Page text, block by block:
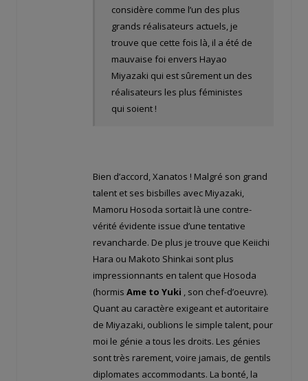
considère comme l’un des plus
grands réalisateurs actuels, je
trouve que cette fois là, il a été de
mauvaise foi envers Hayao
Miyazaki qui est sûrement un des
réalisateurs les plus féministes
qui soient !
Bien d’accord, Xanatos ! Malgré son grand
talent et ses bisbilles avec Miyazaki,
Mamoru Hosoda sortait là une contre-
vérité évidente issue d’une tentative
revancharde. De plus je trouve que Keiichi
Hara ou Makoto Shinkai sont plus
impressionnants en talent que Hosoda
(hormis Ame to Yuki , son chef-d’oeuvre).
Quant au caractère exigeant et autoritaire
de Miyazaki, oublions le simple talent, pour
moi le génie a tous les droits. Les génies
sont très rarement, voire jamais, de gentils
diplomates accommodants. La bonté, la